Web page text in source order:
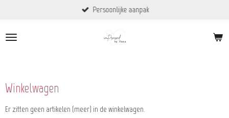
naar
de
Persoonlijke aanpak
Winkelwagen
Er zitten geen artikelen (meer) in de winkelwagen.